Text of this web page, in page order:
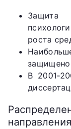
Защита
роста
защищено
В 2001-